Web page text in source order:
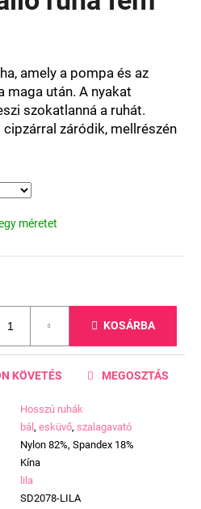
amely a pompa és az
maga után. A nyakat
szokatlanná a ruhát.
záródik, mellrészén
méretet
KOSÁRBA
Hosszú ruhák
bál, esküvő, szalagavató
Nylon 82%, Spandex 18%
Kína
lila
SD2078-LILA
KÖVETÉS MEGOSZTÁS